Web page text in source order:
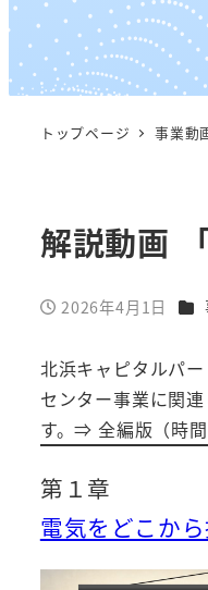
移
トップページ 事業動
解説動画
投稿日
2026年4月1日 カ
北浜キャピタルパ
センター事業に関
す。⇒ 全編版（時
第１章
電気をどこか